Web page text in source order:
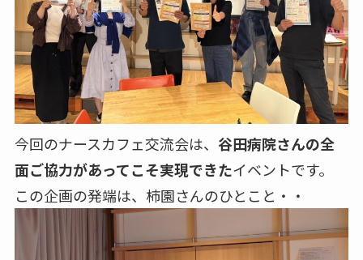
今回のナースカフェ交流会は、 谷田病院さんの全
面ご協力があってこそ実現できたイベントです。
この企画の発端は、柿園さんのひとこと・・